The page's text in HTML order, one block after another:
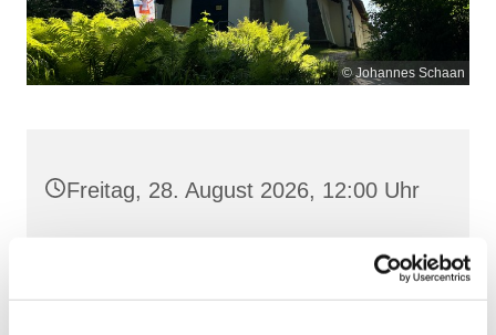
© Johannes Schaan
Freitag, 28. August 2026, 12:00 Uhr
Maria Meeresstern, Sellin, Hochufer /